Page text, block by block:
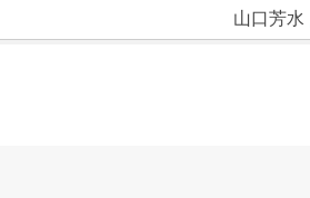
山口芳水